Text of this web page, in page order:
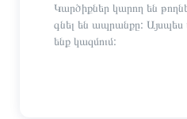
Կարծիքներ կարող են
գնել են ապրանքը: Այսպես
ենք կազմում: